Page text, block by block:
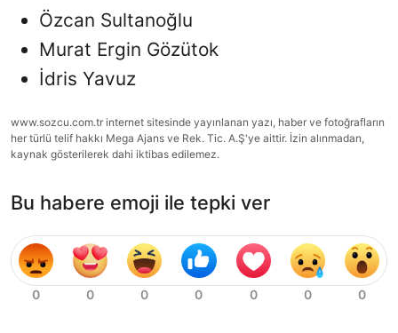
Özcan Sultanoğlu
Murat Ergin Gözütok
İdris Yavuz
www.sozcu.com.tr internet sitesinde yayınlanan yazı, haber ve fotoğrafların
her türlü telif hakkı Mega Ajans ve Rek. Tic. A.Ş'ye aittir. İzin alınmadan,
kaynak gösterilerek dahi iktibas edilemez.
Bu habere emoji ile tepki ver